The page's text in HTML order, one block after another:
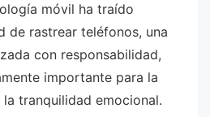
móvil ha traído
de rastrear teléfonos, una
con responsabilidad,
importante para la
tranquilidad emocional.